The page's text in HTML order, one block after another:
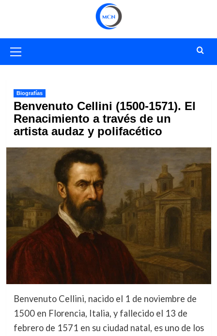
primario
Biografías
Benvenuto Cellini (1500-1571). El
Renacimiento a través de un
artista audaz y polifacético
Benvenuto Cellini, nacido el 1 de noviembre de
1500 en Florencia, Italia, y fallecido el 13 de
febrero de 1571 en su ciudad natal, es uno de los